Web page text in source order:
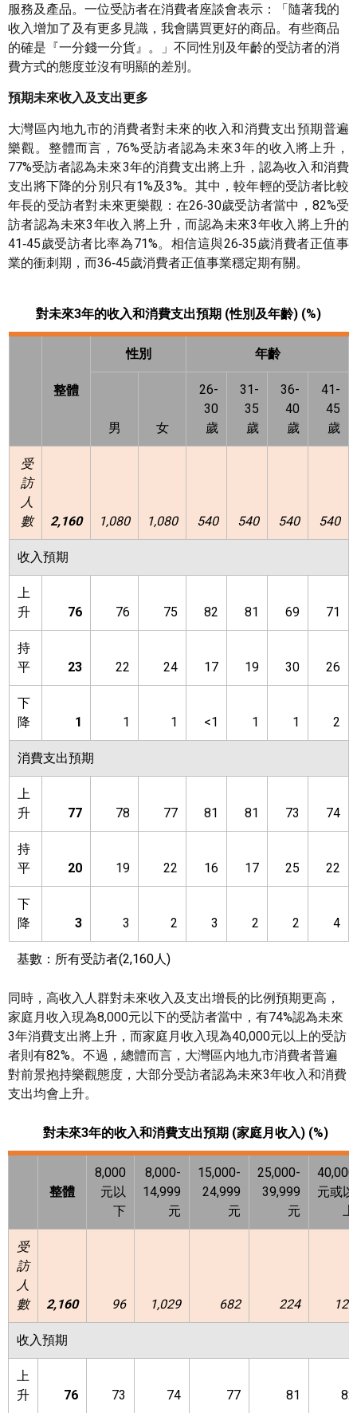
服務及產品。一位受訪者在消費者座談會表示：「隨著我的
收入增加了及有更多見識，我會購買更好的商品。有些商品
的確是『一分錢一分貨』。」不同性別及年齡的受訪者的消
費方式的態度並沒有明顯的差別。
預期未來收入及支出更多
大灣區內地九市的消費者對未來的收入和消費支出預期普遍
樂觀。整體而言，76%受訪者認為未來3年的收入將上升，
77%受訪者認為未來3年的消費支出將上升，認為收入和消費
支出將下降的分別只有1%及3%。其中，較年輕的受訪者比較
年長的受訪者對未來更樂觀：在26‑30歲受訪者當中，82%受
訪者認為未來3年收入將上升，而認為未來3年收入將上升的
41‑45歲受訪者比率為71%。相信這與26‑35歲消費者正值事
業的衝刺期，而36‑45歲消費者正值事業穩定期有關。
對未來3年的收入和消費支出預期 (性別及年齡) (%)
整體
性別 年齡
男 女
26-
30
歲
31-
35
歲
36-
40
歲
41-
45
歲
受
訪
人
數
2,160 1,080 1,080 540 540 540 540
收入預期
上
升
76 76 75 82 81 69 71
持
平
23 22 24 17 19 30 26
下
降
1 1 1 <1 1 1 2
消費支出預期
上
升
77 78 77 81 81 73 74
持
平
20 19 22 16 17 25 22
下
降
3 3 2 3 2 2 4
基數：所有受訪者(2,160人)
同時，高收入人群對未來收入及支出增長的比例預期更高，
家庭月收入現為8,000元以下的受訪者當中，有74%認為未來
3年消費支出將上升，而家庭月收入現為40,000元以上的受訪
者則有82%。不過，總體而言，大灣區內地九市消費者普遍
對前景抱持樂觀態度，大部分受訪者認為未來3年收入和消費
支出均會上升。
對未來3年的收入和消費支出預期 (家庭月收入) (%)
整體
8,000
元以
下
8,000-
14,999
元
15,000-
24,999
元
25,000-
39,999
元
40,000
元或以
受
訪
人
數
2,160 96 1,029 682 224 129
收入預期
上
升
76 73 74 77 81 82